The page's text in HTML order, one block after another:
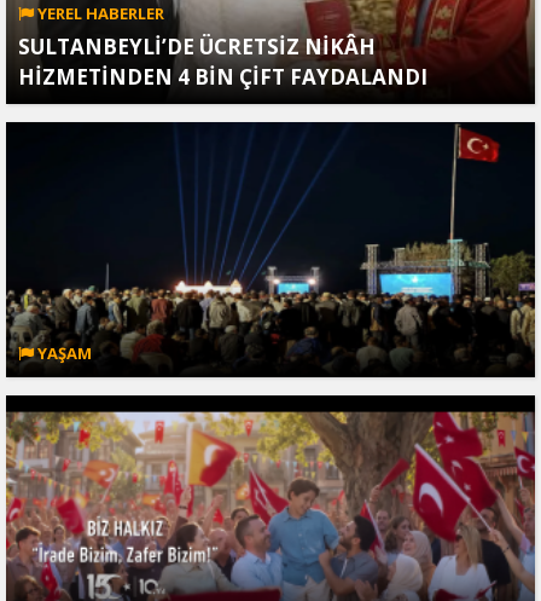
YEREL HABERLER
SULTANBEYLİ’DE ÜCRETSİZ NİKÂH
HİZMETİNDEN 4 BİN ÇİFT FAYDALANDI
YAŞAM